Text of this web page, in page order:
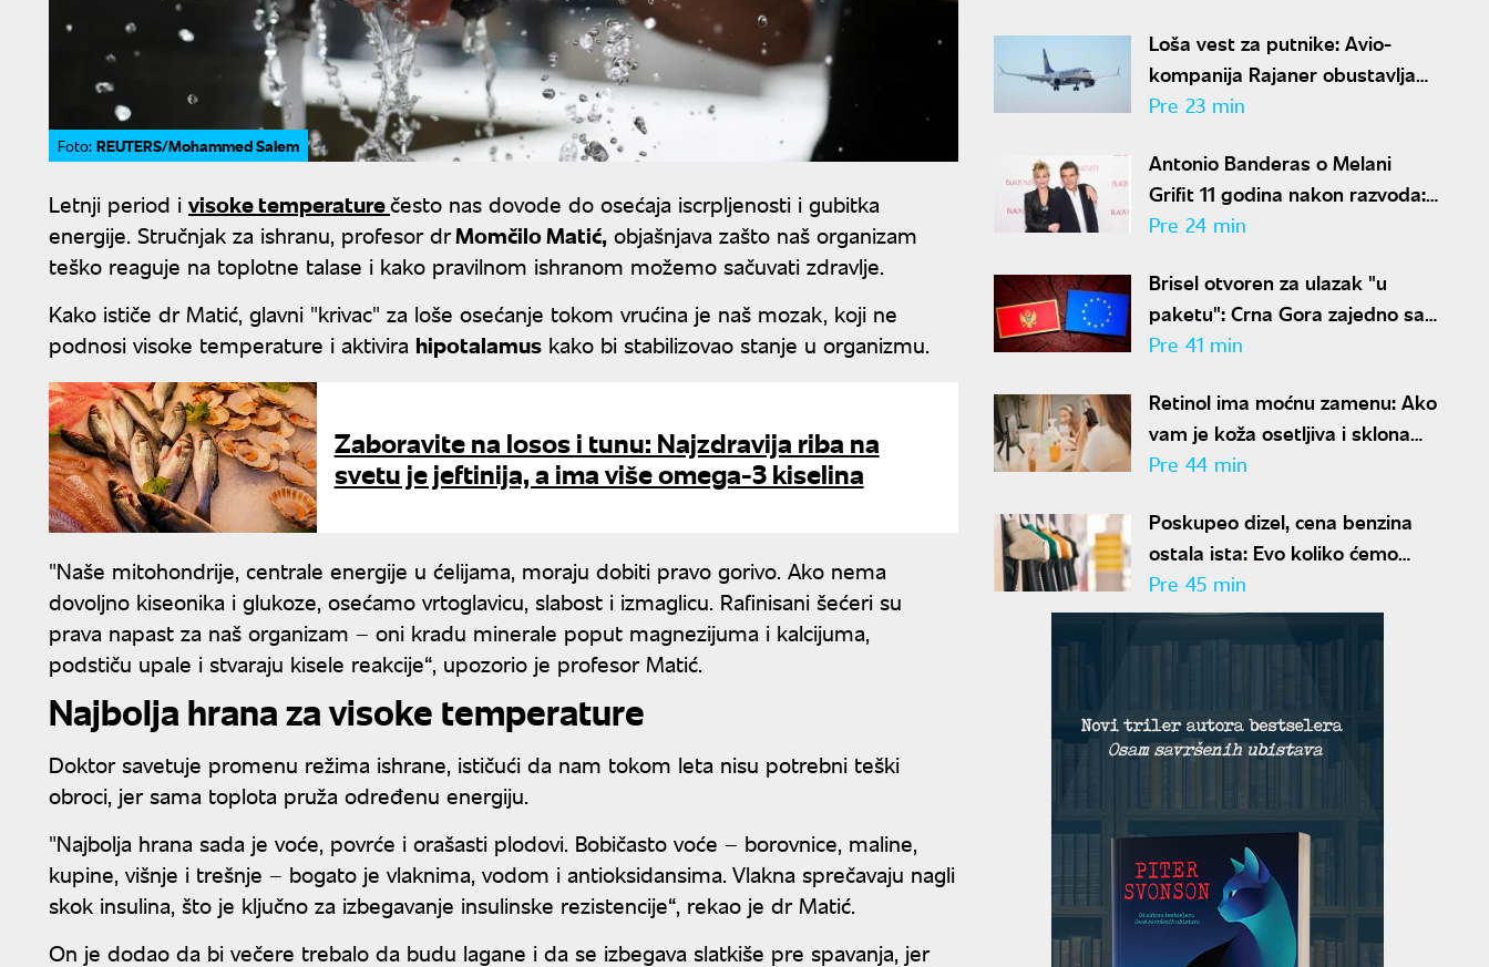
Foto: REUTERS/Mohammed Salem
Letnji period i visoke temperaturečesto nas dovode do osećaja iscrpljenosti i gubitka
energije. Stručnjak za ishranu, profesor drMomčilo Matić, objašnjava zašto naš organizam
teško reaguje na toplotne talase i kako pravilnom ishranom možemo sačuvati zdravlje.
Kako ističe dr Matić, glavni "krivac" za loše osećanje tokom vrućina je naš mozak, koji ne
podnosi visoke temperature i aktivira hipotalamus kako bi stabilizovao stanje u organizmu.
Zaboravite na losos i tunu: Najzdravija riba na
svetu je jeftinija, a ima više omega-3 kiselina
"Naše mitohondrije, centrale energije u ćelijama, moraju dobiti pravo gorivo. Ako nema
dovoljno kiseonika i glukoze, osećamo vrtoglavicu, slabost i izmaglicu. Rafinisani šećeri su
prava napast za naš organizam – oni kradu minerale poput magnezijuma i kalcijuma,
podstiču upale i stvaraju kisele reakcije“, upozorio je profesor Matić.
Najbolja hrana za visoke temperature
Doktor savetuje promenu režima ishrane, ističući da nam tokom leta nisu potrebni teški
obroci, jer sama toplota pruža određenu energiju.
"Najbolja hrana sada je voće, povrće i orašasti plodovi. Bobičasto voće – borovnice, maline,
kupine, višnje i trešnje – bogato je vlaknima, vodom i antioksidansima. Vlakna sprečavaju nagli
skok insulina, što je ključno za izbegavanje insulinske rezistencije“, rekao je dr Matić.
On je dodao da bi večere trebalo da budu lagane i da se izbegava slatkiše pre spavanja, jer
Loša vest za putnike: Avio-
kompanija Rajaner obustavlja
letove iz Niša, a ovo je razlog
Pre 23 min
Antonio Banderas o Melani
Grifit 11 godina nakon razvoda:
"Uvek se zabavljamo"
Pre 24 min
Brisel otvoren za ulazak "u
paketu": Crna Gora zajedno sa
Islandom ulazi u EU?
Pre 41 min
Retinol ima moćnu zamenu: Ako
vam je koža osetljiva i sklona
crvenilu, ovaj sastojak briše
Pre 44 min
Poskupeo dizel, cena benzina
ostala ista: Evo koliko ćemo
plaćati gorivo narednih sedam
dana
Pre 45 min